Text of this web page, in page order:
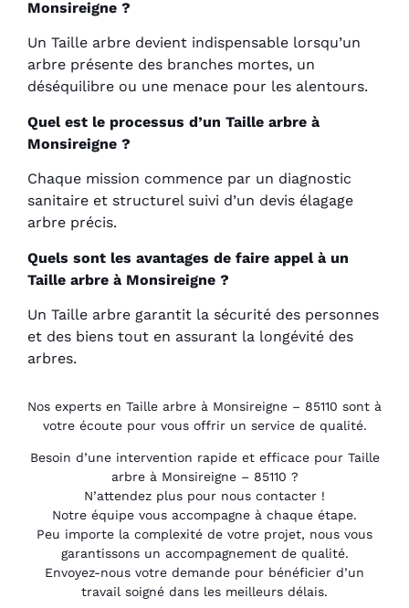
Monsireigne ?
Un Taille arbre devient indispensable lorsqu’un
arbre présente des branches mortes, un
déséquilibre ou une menace pour les alentours.
Quel est le processus d’un Taille arbre à
Monsireigne ?
Chaque mission commence par un diagnostic
sanitaire et structurel suivi d’un devis élagage
arbre précis.
Quels sont les avantages de faire appel à un
Taille arbre à Monsireigne ?
Un Taille arbre garantit la sécurité des personnes
et des biens tout en assurant la longévité des
arbres.
Nos experts en Taille arbre à Monsireigne – 85110 sont à
votre écoute pour vous offrir un service de qualité.
Besoin d’une intervention rapide et efficace pour Taille
arbre à Monsireigne – 85110 ?
N’attendez plus pour nous contacter !
Notre équipe vous accompagne à chaque étape.
Peu importe la complexité de votre projet, nous vous
garantissons un accompagnement de qualité.
Envoyez-nous votre demande pour bénéficier d’un
travail soigné dans les meilleurs délais.